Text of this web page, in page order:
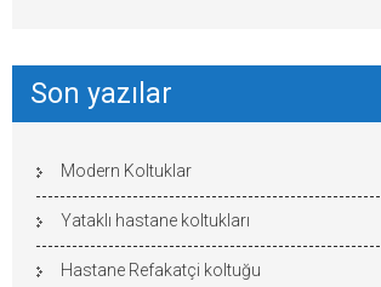
Son yazılar
Modern Koltuklar
Yataklı hastane koltukları
Hastane Refakatçi koltuğu